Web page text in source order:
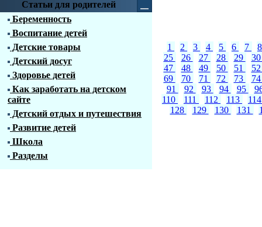
Статьи для родителей
Беременность
Воспитание детей
Детские товары
Детский досуг
Здоровье детей
Как заработать на детском
сайте
Детский отдых и путешествия
Развитие детей
Школа
Разделы
1 2 3 4 5 6 7
25
26 27 28 29
47
48 49 50 51
69
70 71 72 73
91
92 93 94 95
110
111 112 113
128
129 130 131